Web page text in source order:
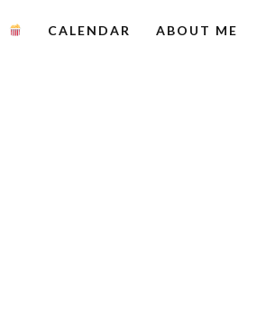
CALENDAR ABOUT ME